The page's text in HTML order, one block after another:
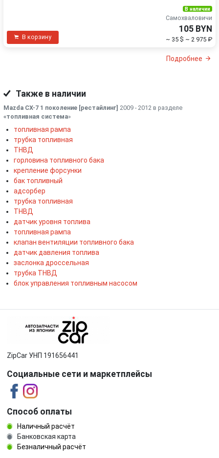
В корзину
В наличии
Самохваловичи
105 BYN
~ 35 $ ~ 2 975 ₽
Подробнее
Также в наличии
Mazda CX-7 1 поколение [рестайлинг] 2009 - 2012 в разделе
«топливная система»
топливная рампа
трубка топливная
ТНВД
горловина топливного бака
крепление форсунки
бак топливный
адсорбер
трубка топливная
ТНВД
датчик уровня топлива
топливная рампа
клапан вентиляции топливного бака
датчик давления топлива
заслонка дроссельная
трубка ТНВД
блок управления топливным насосом
ZipCar УНП 191656441
Социальные сети и маркетплейсы
Способ оплаты
Наличный расчёт
Банковская карта
Безналичный расчёт